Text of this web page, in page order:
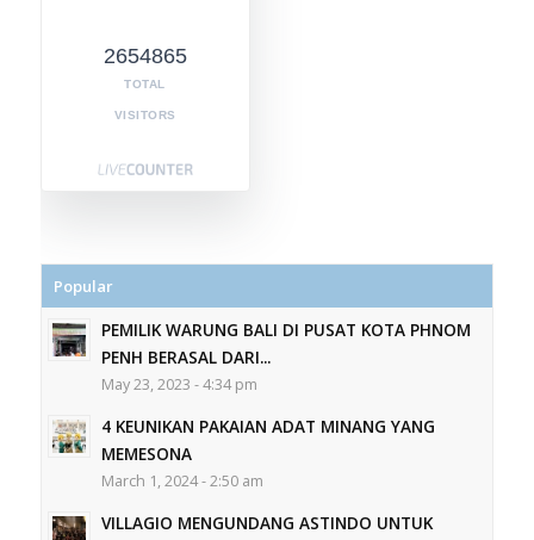
2654865
TOTAL
VISITORS
Popular
PEMILIK WARUNG BALI DI PUSAT KOTA PHNOM
PENH BERASAL DARI...
May 23, 2023 - 4:34 pm
4 KEUNIKAN PAKAIAN ADAT MINANG YANG
MEMESONA
March 1, 2024 - 2:50 am
VILLAGIO MENGUNDANG ASTINDO UNTUK